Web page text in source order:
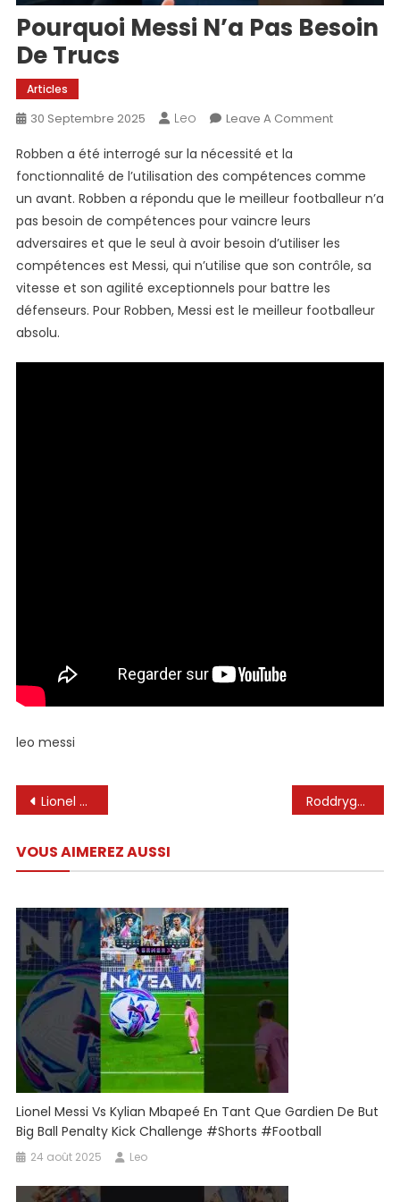
Pourquoi Messi N’a Pas Besoin
De Trucs
Articles
30 Septembre 2025 Leo Leave A CommentOn
N’a
Pas
De
Trucs
Robben a été interrogé sur la nécessité et la
fonctionnalité de l’utilisation des compétences comme
un avant. Robben a répondu que le meilleur footballeur n’a
pas besoin de compétences pour vaincre leurs
adversaires et que le seul à avoir besoin d’utiliser les
compétences est Messi, qui n’utilise que son contrôle, sa
vitesse et son agilité exceptionnels pour battre les
défenseurs. Pour Robben, Messi est le meilleur footballeur
absolu.
leo messi
Navigation
l’article
Lionel Messi ◉ tous les 672 buts pour Barcelone. Roddrygo vs Messi #messi #football #soccer #RealMadrid #Argentina #brazil #urfootball
VOUS AIMEREZ AUSSI
Lionel Messi Vs Kylian Mbapeé En Tant Que Gardien De But
Big Ball Penalty Kick Challenge #shorts #football
24 août 2025 Leo